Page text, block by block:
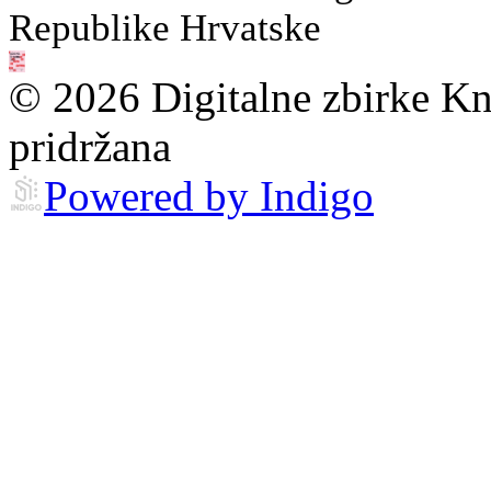
Republike Hrvatske
© 2026 Digitalne zbirke
pridržana
Powered by Indigo